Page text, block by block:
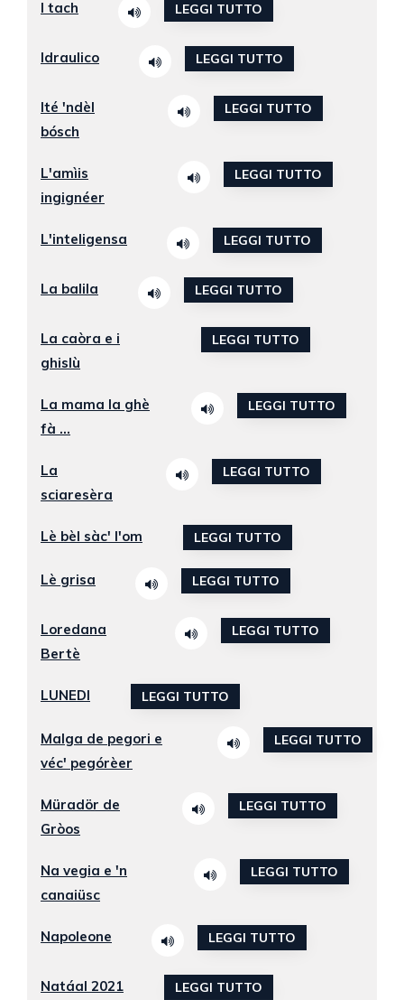
I tach LEGGI TUTTO
Idraulico LEGGI TUTTO
Ité 'ndèl
bósch
LEGGI TUTTO
L'amìis
ingignéer
LEGGI TUTTO
L'inteligensa LEGGI TUTTO
La balila LEGGI TUTTO
La caòra e i
ghislù
LEGGI TUTTO
La mama la ghè
fà ...
LEGGI TUTTO
La
sciaresèra
LEGGI TUTTO
Lè bèl sàc' l'om LEGGI TUTTO
Lè grisa LEGGI TUTTO
Loredana
Bertè
LEGGI TUTTO
LUNEDI LEGGI TUTTO
Malga de pegori e
véc' pegórèer
LEGGI TUTTO
Müradör de
Gròos
LEGGI TUTTO
Na vegia e 'n
canaiüsc
LEGGI TUTTO
Napoleone LEGGI TUTTO
Natáal 2021 LEGGI TUTTO